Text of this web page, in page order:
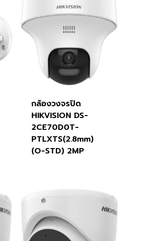
กล้องวงจรปิด
HIKVISION DS-
2CE70D0T-
PTLXTS(2.8mm)
(O-STD) 2MP